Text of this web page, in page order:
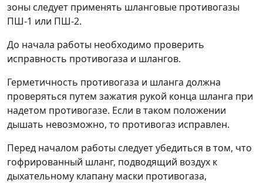
зоны следует применять шланговые противогазы
ПШ-1 или ПШ-2.
До начала работы необходимо проверить
исправность противогаза и шлангов.
Герметичность противогаза и шланга должна
проверяться путем зажатия рукой конца шланга при
надетом противогазе. Если в таком положении
дышать невозможно, то противогаз исправлен.
Перед началом работы следует убедиться в том, что
гофрированный шланг, подводящий воздух к
дыхательному клапану маски противогаза,